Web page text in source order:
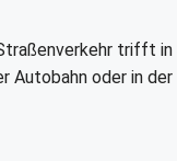
trifft
Autobahn oder in der